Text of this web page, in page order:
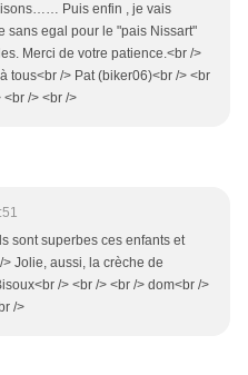
Puis enfin , je vais
sans egal pour le "pais Nissart"
Merci de votre patience.<br />
tous<br /> Pat (biker06)<br /> <br
<br /> <br />
sont superbes ces enfants et
Jolie, aussi, la crèche de
/> <br /> <br /> dom<br />
/>